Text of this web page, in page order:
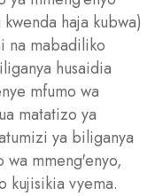
haja kubwa)
na mabadiliko
husaidia
mfumo wa
matatizo ya
ya biliganya
wa mmeng'enyo,
kujisikia vyema.